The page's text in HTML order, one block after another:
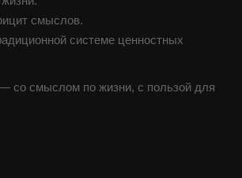
смыслов.
системе ценностных
со смыслом по жизни, с пользой для